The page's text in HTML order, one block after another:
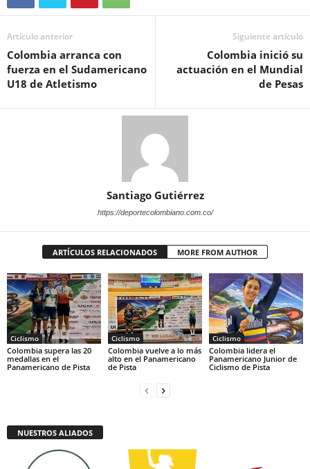
Artículo anterior
Colombia arranca con
fuerza en el Sudamericano
U18 de Atletismo
Siguiente artículo
Colombia inició su
actuación en el Mundial
de Pesas
Santiago Gutiérrez
https://deportecolombiano.com.co/
ARTÍCULOS RELACIONADOS MORE FROM AUTHOR
Ciclismo
Colombia supera las 20
medallas en el
Panamericano de Pista
Ciclismo
Colombia vuelve a lo más
alto en el Panamericano
de Pista
Ciclismo
Colombia lidera el
Panamericano Junior de
Ciclismo de Pista
NUESTROS ALIADOS